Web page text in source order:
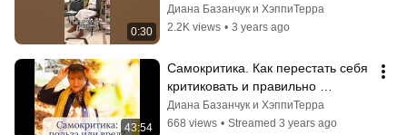
0:30
психолог Диана Комлач
#психолог #shorts
Диана Базанчук и ХэппиТерра
2.2K views • 3 years ago
43:54
Самокритика. Как перестать себя
критиковать и правильно
критиковать других. - психолог
Диана Комлач
Диана Базанчук и ХэппиТерра
668 views • Streamed 3 years ago